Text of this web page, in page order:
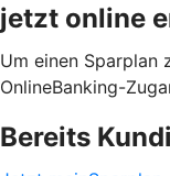
jetzt online
Um einen Sparplan
OnlineBanking-
Bereits